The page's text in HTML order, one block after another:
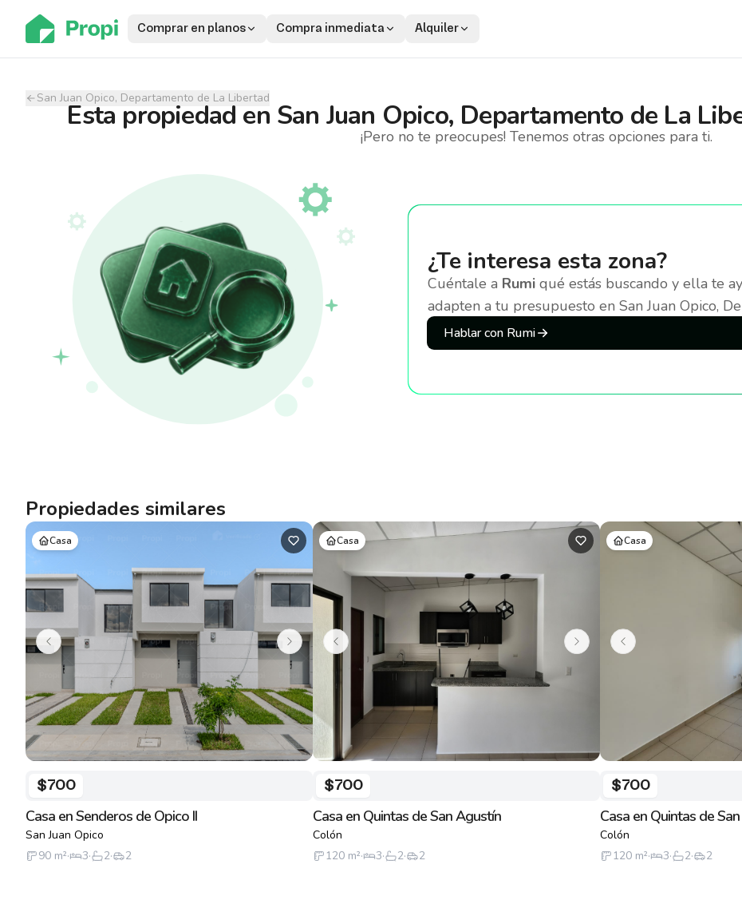
Comprar en planos Compra inmediata Alquiler
San Juan Opico, Departamento de La Libertad
Esta propiedad en San Juan Opico, Departamento de La
¡Pero no te preocupes! Tenemos otras opciones para ti.
¿Te interesa esta zona?
Cuéntale a Rumi qué estás buscando y ella te
adapten a tu presupuesto en San Juan Opico,
Hablar con Rumi
Propiedades similares
Casa
$700
Casa en Senderos de Opico II
San Juan Opico
90 m²· 3· 2· 2
Casa
$700
Casa en Quintas de San Agustín
Colón
120 m²· 3· 2· 2
Casa
$700
Casa en Quintas de
Colón
120 m²· 3· 2· 2